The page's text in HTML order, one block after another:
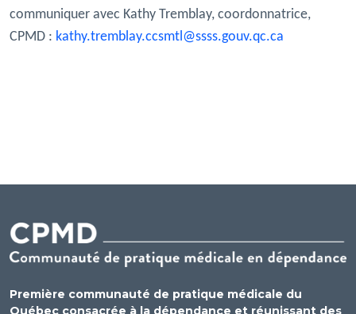
communiquer avec Kathy Tremblay, coordonnatrice,
CPMD : kathy.tremblay.ccsmtl@ssss.gouv.qc.ca
Première communauté de pratique médicale du
Québec consacrée à la dépendance et réunissant des